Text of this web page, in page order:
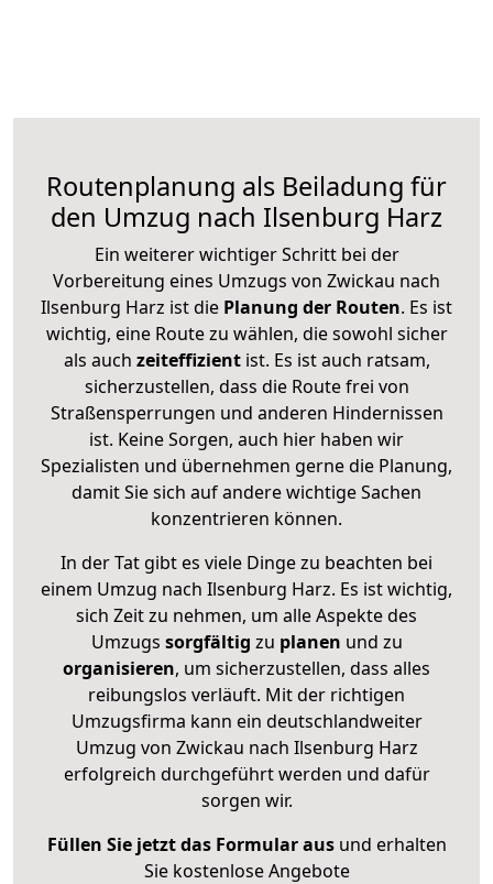
Routenplanung als Beiladung für
den Umzug nach Ilsenburg Harz
Ein weiterer wichtiger Schritt bei der
Vorbereitung eines Umzugs von Zwickau nach
Ilsenburg Harz ist die Planung der Routen. Es ist
wichtig, eine Route zu wählen, die sowohl sicher
als auch zeiteffizientist. Es ist auch ratsam,
sicherzustellen, dass die Route frei von
Straßensperrungen und anderen Hindernissen
ist. Keine Sorgen, auch hier haben wir
Spezialisten und übernehmen gerne die Planung,
damit Sie sich auf andere wichtige Sachen
konzentrieren können.
In der Tat gibt es viele Dinge zu beachten bei
einem Umzug nach Ilsenburg Harz. Es ist wichtig,
sich Zeit zu nehmen, um alle Aspekte des
Umzugs sorgfältig zu planen und zu
organisieren, um sicherzustellen, dass alles
reibungslos verläuft. Mit der richtigen
Umzugsfirma kann ein deutschlandweiter
Umzug von Zwickau nach Ilsenburg Harz
erfolgreich durchgeführt werden und dafür
sorgen wir.
Füllen Sie jetzt das Formular ausund erhalten
Sie kostenlose Angebote